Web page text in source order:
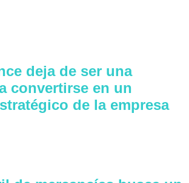
deja de ser una
convertirse en un
de la empresa